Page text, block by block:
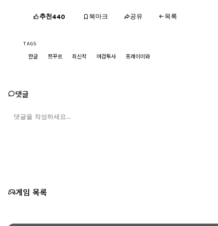
추천440 북마크 공유 목록
TAGS
한글 쯔꾸르 최신작 여검투사 프레이미와
댓글
게임 목록